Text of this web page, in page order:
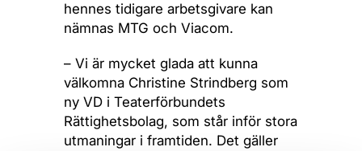
hennes tidigare arbetsgivare kan
nämnas MTG och Viacom.
– Vi är mycket glada att kunna
välkomna Christine Strindberg som
ny VD i Teaterförbundets
Rättighetsbolag, som står inför stora
utmaningar i framtiden. Det gäller